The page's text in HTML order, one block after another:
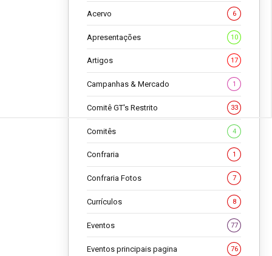
Acervo 6
Apresentações 10
Artigos 17
Campanhas & Mercado 1
Comitê GT's Restrito 33
Comitês 4
Confraria 1
Confraria Fotos 7
Currículos 8
Eventos 77
Eventos principais pagina 76